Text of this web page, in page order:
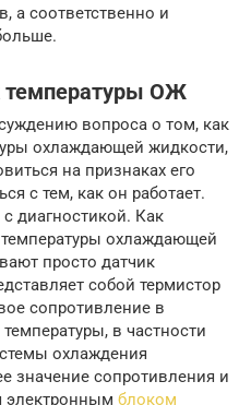
а соответственно и
температуры ОЖ
вопроса о том, как
охлаждающей жидкости,
на признаках его
с тем, как он работает.
диагностикой. Как
охлаждающей
просто датчик
собой термистор
сопротивление в
в частности
охлаждения
значение сопротивления и
электронным блоком